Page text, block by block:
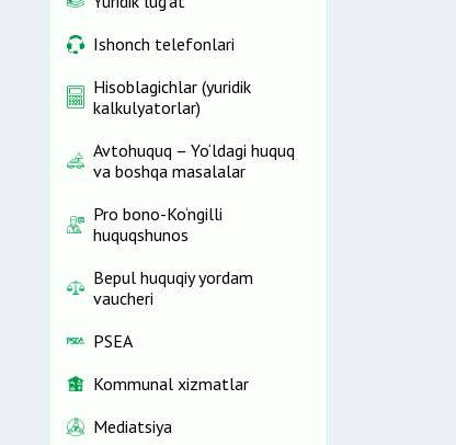
Ishonch telefonlari
Hisoblagichlar (yuridik
kalkulyatorlar)
Avtohuquq – Yo‘ldagi huquq
va boshqa masalalar
Pro bono-Ko‘ngilli
huquqshunos
Bepul huquqiy yordam
vaucheri
PSEA
Kommunal xizmatlar
Mediatsiya